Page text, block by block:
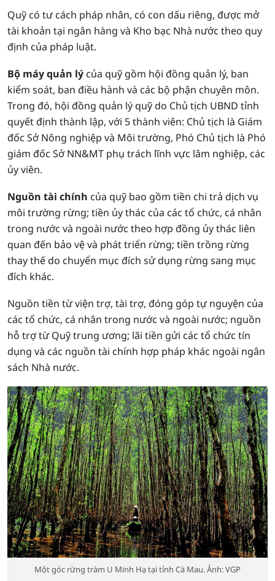
Quỹ có tư cách pháp nhân, có con dấu riêng, được mở
tài khoản tại ngân hàng và Kho bạc Nhà nước theo quy
định của pháp luật.
Bộ máy quản lý của quỹ gồm hội đồng quản lý, ban
kiểm soát, ban điều hành và các bộ phận chuyên môn.
Trong đó, hội đồng quản lý quỹ do Chủ tịch UBND tỉnh
quyết định thành lập, với 5 thành viên: Chủ tịch là Giám
đốc Sở Nông nghiệp và Môi trường, Phó Chủ tịch là Phó
giám đốc Sở NN&MT phụ trách lĩnh vực lâm nghiệp, các
ủy viên.
Nguồn tài chính của quỹ bao gồm tiền chi trả dịch vụ
môi trường rừng; tiền ủy thác của các tổ chức, cá nhân
trong nước và ngoài nước theo hợp đồng ủy thác liên
quan đến bảo vệ và phát triển rừng; tiền trồng rừng
thay thế do chuyển mục đích sử dụng rừng sang mục
đích khác.
Nguồn tiền từ viện trợ, tài trợ, đóng góp tự nguyện của
các tổ chức, cá nhân trong nước và ngoài nước; nguồn
hỗ trợ từ Quỹ trung ương; lãi tiền gửi các tổ chức tín
dụng và các nguồn tài chính hợp pháp khác ngoài ngân
sách Nhà nước.
Một góc rừng tràm U Minh Hạ tại tỉnh Cà Mau. Ảnh: VGP